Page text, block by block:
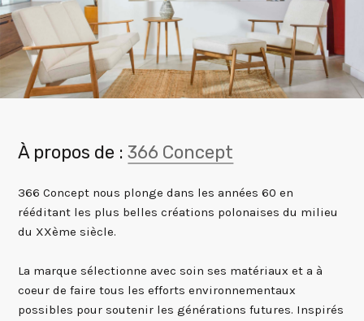
À propos de :366 Concept
366 Concept nous plonge dans les années 60 en
rééditant les plus belles créations polonaises du milieu
du XXème siècle.
La marque sélectionne avec soin ses matériaux et a à
coeur de faire tous les efforts environnementaux
possibles pour soutenir les générations futures. Inspirés